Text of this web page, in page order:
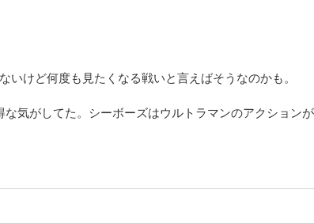
けど何度も見たくなる戦いと言えばそうなのかも。
気がしてた。シーボーズはウルトラマンのアクション